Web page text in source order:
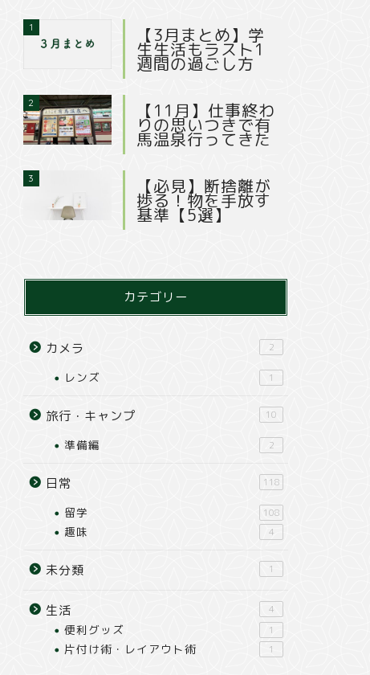
1 【3月まとめ】学
生生活もラスト1
週間の過ごし方
2 【11月】仕事終わ
りの思いつきで有
馬温泉行ってきた
3 【必見】断捨離が
捗る！物を手放す
基準【5選】
カテゴリー
カメラ 2
レンズ 1
旅行・キャンプ 10
準備編 2
日常 118
留学 108
趣味 4
未分類 1
生活 4
便利グッズ 1
片付け術・レイアウト術 1